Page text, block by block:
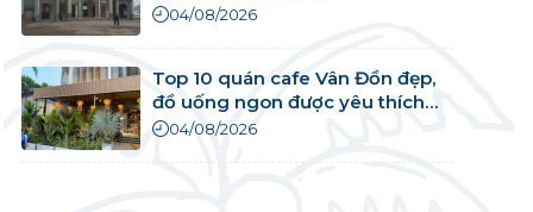
04/08/2026
Top 10 quán cafe Vân Đồn đẹp,
đồ uống ngon được yêu thích
nhất
04/08/2026